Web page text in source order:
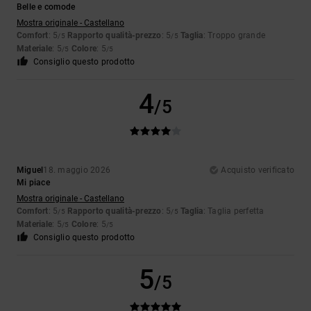
Belle e comode
Mostra originale - Castellano
Comfort: 5/5 Rapporto qualità-prezzo : 5/5 Taglia: Troppo grande
Materiale: 5/5 Colore: 5/5
Consiglio questo prodotto
4/5
Miguel 18. maggio 2026
Acquisto verificato
Mi piace
Mostra originale - Castellano
Comfort: 5/5 Rapporto qualità-prezzo : 5/5 Taglia: Taglia perfetta
Materiale: 5/5 Colore: 5/5
Consiglio questo prodotto
5/5